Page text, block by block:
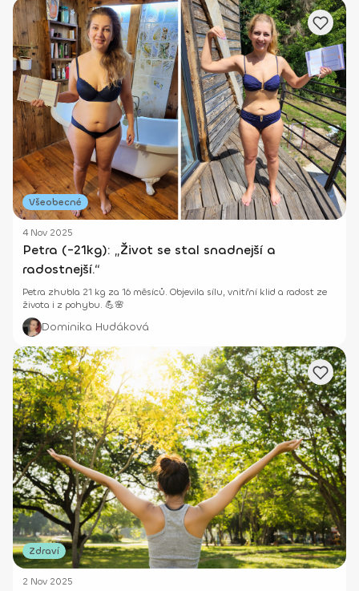
Všeobecné
4 Nov 2025
Petra (-21kg): „Život se stal snadnejší a
radostnejší.“
Petra zhubla 21 kg za 16 měsíců. Objevila sílu, vnitřní klid a radost ze
života i z pohybu. 💪🌸
Dominika Hudáková
Zdraví
2 Nov 2025